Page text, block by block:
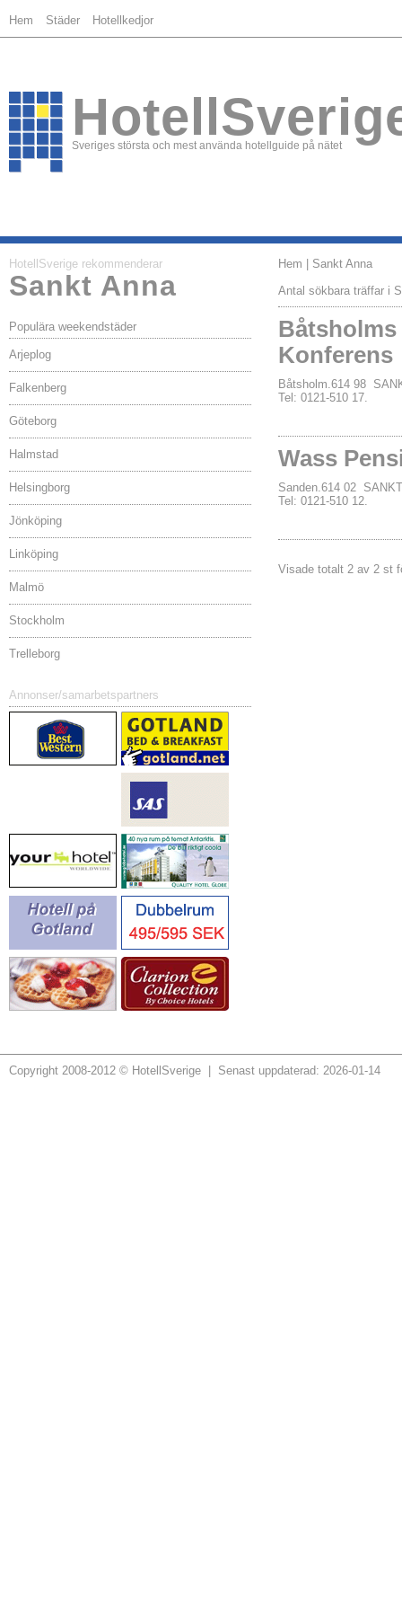
Hem Städer Hotellkedjor
Sveriges största och mest använda hotellguide på nätet
HotellSverige rekommenderar
Sankt Anna
Populära weekendstäder
Arjeplog
Falkenberg
Göteborg
Halmstad
Helsingborg
Jönköping
Linköping
Malmö
Stockholm
Trelleborg
Annonser/samarbetspartners
Hem | Sankt Anna
Antal sökbara träffar i
Konferens
Båtsholm.614 98
Tel: 0121-510 17.
Wass
Sanden.614 02
Tel: 0121-510 12.
Visade totalt 2 av 2 st
Copyright 2008-2012 © HotellSverige | Senast uppdaterad: 2026-01-14